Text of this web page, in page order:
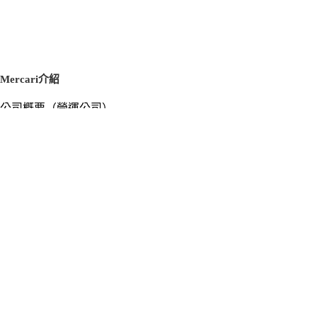
Mercari介紹
公司概要（營運公司）